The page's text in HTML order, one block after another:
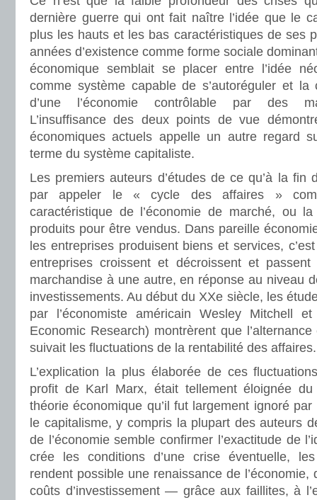
dernière guerre qui ont fait naître l’idée que le
plus les hauts et les bas caractéristiques de ses
années d’existence comme forme sociale
économique semblait se placer entre l’idée
comme système capable de s’autoréguler et la
d’une l’économie contrôlable par des
L’insuffisance des deux points de vue
économiques actuels appelle un autre regard
terme du système capitaliste.
Les premiers auteurs d’études de ce qu’à la fin
par appeler le « cycle des affaires »
caractéristique de l’économie de marché, ou
produits pour être vendus. Dans pareille
les entreprises produisent biens et services,
entreprises croissent et décroissent et
marchandise à une autre, en réponse au niveau
investissements. Au début du XXe siècle, les
par l’économiste américain Wesley Mitchell
Economic Research) montrèrent que
suivait les fluctuations de la rentabilité des affaires.
L’explication la plus élaborée de ces
profit de Karl Marx, était tellement éloignée
théorie économique qu’il fut largement ignoré par
le capitalisme, y compris la plupart des auteurs
de l’économie semble confirmer l’exactitude de
crée les conditions d’une crise éventuelle,
rendent possible une renaissance de
coûts d’investissement — grâce aux faillites, à